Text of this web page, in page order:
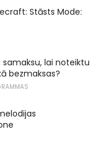
Stāsts Mode:
lai noteiktu
bezmaksas?